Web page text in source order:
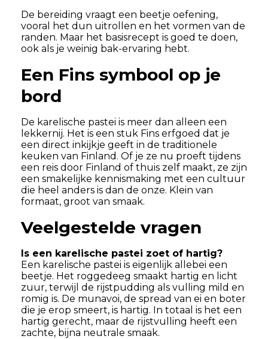
De bereiding vraagt een beetje oefening,
vooral het dun uitrollen en het vormen van de
randen. Maar het basisrecept is goed te doen,
ook als je weinig bak-ervaring hebt.
Een Fins symbool op je
bord
De karelische pastei is meer dan alleen een
lekkernij. Het is een stuk Fins erfgoed dat je
een direct inkijkje geeft in de traditionele
keuken van Finland. Of je ze nu proeft tijdens
een reis door Finland of thuis zelf maakt, ze zijn
een smakelijke kennismaking met een cultuur
die heel anders is dan de onze. Klein van
formaat, groot van smaak.
Veelgestelde vragen
Is een karelische pastei zoet of hartig?
Een karelische pastei is eigenlijk allebei een
beetje. Het roggedeeg smaakt hartig en licht
zuur, terwijl de rijstpudding als vulling mild en
romig is. De munavoi, de spread van ei en boter
die je erop smeert, is hartig. In totaal is het een
hartig gerecht, maar de rijstvulling heeft een
zachte, bijna neutrale smaak.